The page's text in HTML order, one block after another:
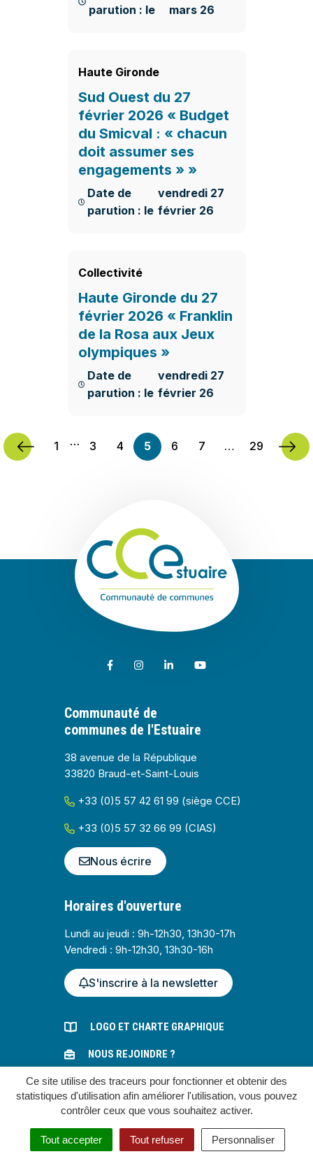
Ce site utilise des traceurs pour fonctionner et obtenir des
statistiques d'utilisation afin améliorer l'utilisation, vous pouvez
contrôler ceux que vous souhaitez activer.
Tout accepter Tout refuser Personnaliser
parution : le
mars 26
Haute Gironde
Sud Ouest du 27
février 2026 « Budget
du Smicval : « chacun
doit assumer ses
engagements » »
Date de
parution : le
vendredi 27
février 26
Collectivité
Haute Gironde du 27
février 2026 « Franklin
de la Rosa aux Jeux
olympiques »
Date de
parution : le
vendredi 27
février 26
1 … 3 4 5 6 7 … 29
Lien vers le compte Facebook
Lien vers le compte Instagram
Lien vers le compte Linkedin
Lien vers la chaîne
Communauté de
communes de l'Estuaire
38 avenue de la République
33820 Braud-et-Saint-Louis
+33 (0)5 57 42 61 99 (siège CCE)
+33 (0)5 57 32 66 99 (CIAS)
Nous écrire
Horaires d'ouverture
Lundi au jeudi : 9h-12h30, 13h30-17h
Vendredi : 9h-12h30, 13h30-16h
S'inscrire à la newsletter
LOGO ET CHARTE GRAPHIQUE
NOUS REJOINDRE ?
MARCHÉS PUBLICS
Gestion des cookies
Plan du site